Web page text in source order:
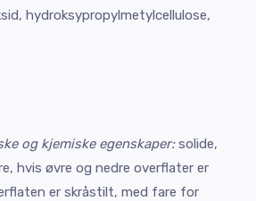
hydroksypropylmetylcellulose,
og kjemiske egenskaper:solide,
hvis øvre og nedre overflater er
er skråstilt, med fare for